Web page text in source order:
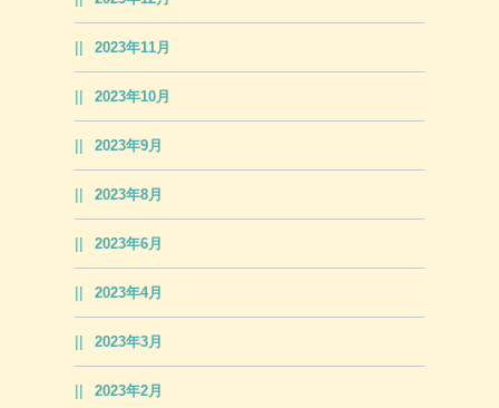
2023年11月
2023年10月
2023年9月
2023年8月
2023年6月
2023年4月
2023年3月
2023年2月